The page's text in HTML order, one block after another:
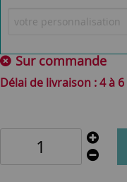
Sur commande
4 à